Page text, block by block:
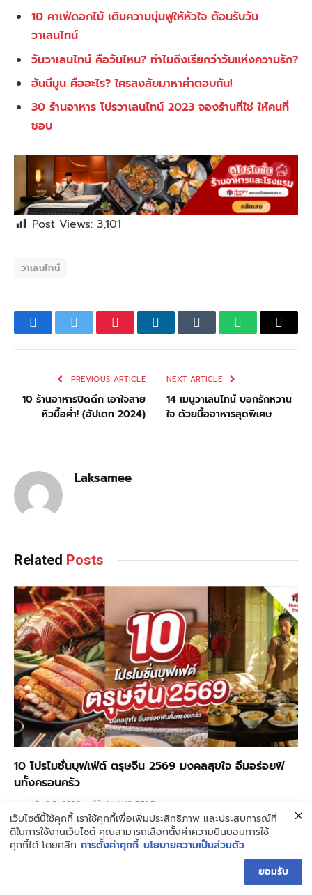
10 คาเฟ่ดอกไม้ เติมความนุ่มฟูให้หัวใจ ต้อนรับวัน
วาเลนไทน์
วันวาเลนไทน์ คือวันไหน? ทำไมถึงเรียกว่าวันแห่งความรัก?
ฮันนีมูน คืออะไร? ใครสงสัยมาหาคำตอบกัน!
30 ร้านอาหาร โปรวาเลนไทน์ 2023 จองร้านที่ใช่ ให้คนที่
ชอบ
Post Views: 3,101
วาเลนไทน์
FacebookTwitterPinterestLinkedInTumblrWhatsApp
Email
PREVIOUS ARTICLE
10 ร้านอาหารปิดดึก เอาใจสาย
หิวมื้อค่ำ! (อัปเดท 2024)
NEXT ARTICLE
14 เมนูวาเลนไทน์ บอกรักหวาน
ใจ ด้วยมื้ออาหารสุดพิเศษ
Laksamee
Related Posts
10 โปรโมชั่นบุฟเฟ่ต์ ตรุษจีน 2569 มงคลสุขใจ อิ่มอร่อยฟิ
นทั้งครอบครัว
กุมภาพันธ์ 3, 2026 4 MINS READ
เว็บไซต์นี้ใช้คุกกี้ เราใช้คุกกี้เพื่อเพิ่มประสิทธิภาพ และประสบการณ์ที่
ดีในการใช้งานเว็บไซต์ คุณสามารถเลือกตั้งค่าความยินยอมการใช้
คุกกี้ได้ โดยคลิก การตั้งค่าคุกกี้ นโยบายความเป็นส่วนตัว
ยอมรับ